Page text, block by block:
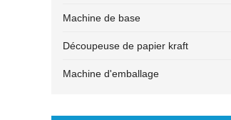
Machine de base
Découpeuse de papier kraft
Machine d'emballage